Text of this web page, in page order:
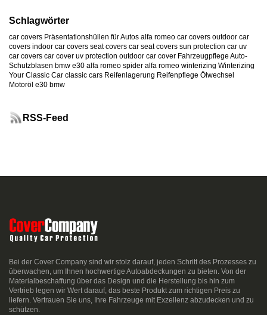
Schlagwörter
car covers Präsentationshüllen für Autos alfa romeo car covers outdoor car
covers indoor car covers seat covers car seat covers sun protection car uv
car covers car cover uv protection outdoor car cover Fahrzeugpflege Auto-
Schutzblasen bmw e30 alfa romeo spider alfa romeo winterizing Winterizing
Your Classic Car classic cars Reifenlagerung Reifenpflege Ölwechsel
Motoröl e30 bmw
RSS-Feed
Bei der Cover Company sind wir stolz darauf, jeden Schritt des Prozesses zu
überwachen, um Ihnen hochwertige Autoabdeckungen zu bieten. Von der
Materialbeschaffung über das Design und die Herstellung bis hin zum
Vertrieb legen wir Wert darauf, das beste Produkt zum richtigen Preis zu
liefern. Vertrauen Sie uns, Ihre Fahrzeuge mit Exzellenz abzudecken und zu
schützen.